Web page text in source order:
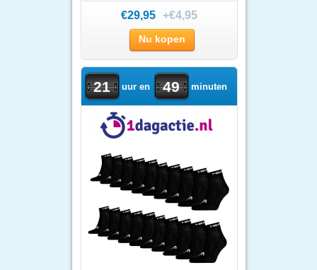
€29,95 +€4,95
Nu kopen
21 uur en 49 minuten